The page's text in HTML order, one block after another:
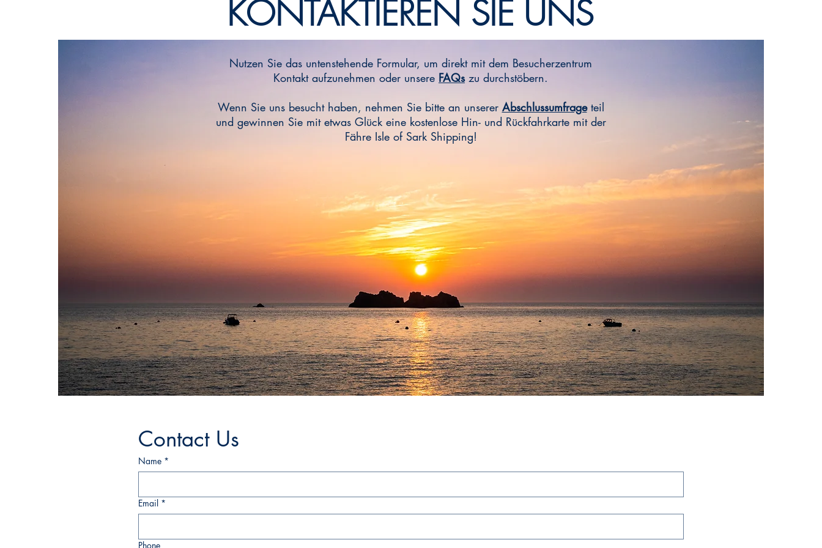
KONTAKTIEREN SIE UNS
Nutzen Sie das untenstehende Formular, um direkt mit dem Besucherzentrum
Kontakt aufzunehmen oder unsere FAQszu durchstöbern.
Wenn Sie uns besucht haben, nehmen Sie bitte an unserer Abschlussumfrageteil
und gewinnen Sie mit etwas Glück eine kostenlose Hin- und Rückfahrkarte mit der
Fähre Isle of Sark Shipping!
Contact Us
Name *
Email *
Phone